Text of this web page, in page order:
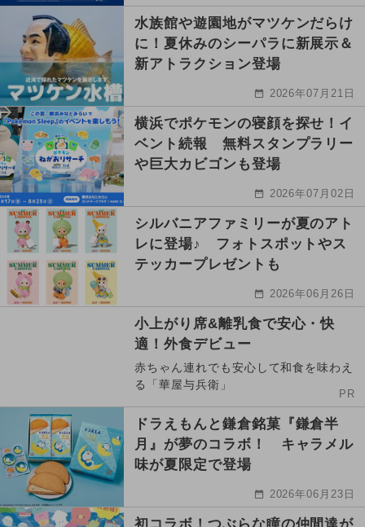
水族館や遊園地がマツケンだらけ
に！夏休みのシーパラに新展示＆
新アトラクション登場
2026年07月21日
横浜でポケモンの寝顔を探せ！イ
ベント続報 無料スタンプラリー
や巨大カビゴンも登場
2026年07月02日
シルバニアファミリーが夏のアト
レに登場♪ フォトスポットやス
テッカープレゼントも
2026年06月26日
小上がり席&離乳食で安心・快
適！外食デビュー
赤ちゃん連れでも安心して和食を味わえ
る「華屋与兵衛」
PR
ドラえもんと鎌倉銘菓『鎌倉半
月』が夢のコラボ！ キャラメル
味が夏限定で登場
2026年06月23日